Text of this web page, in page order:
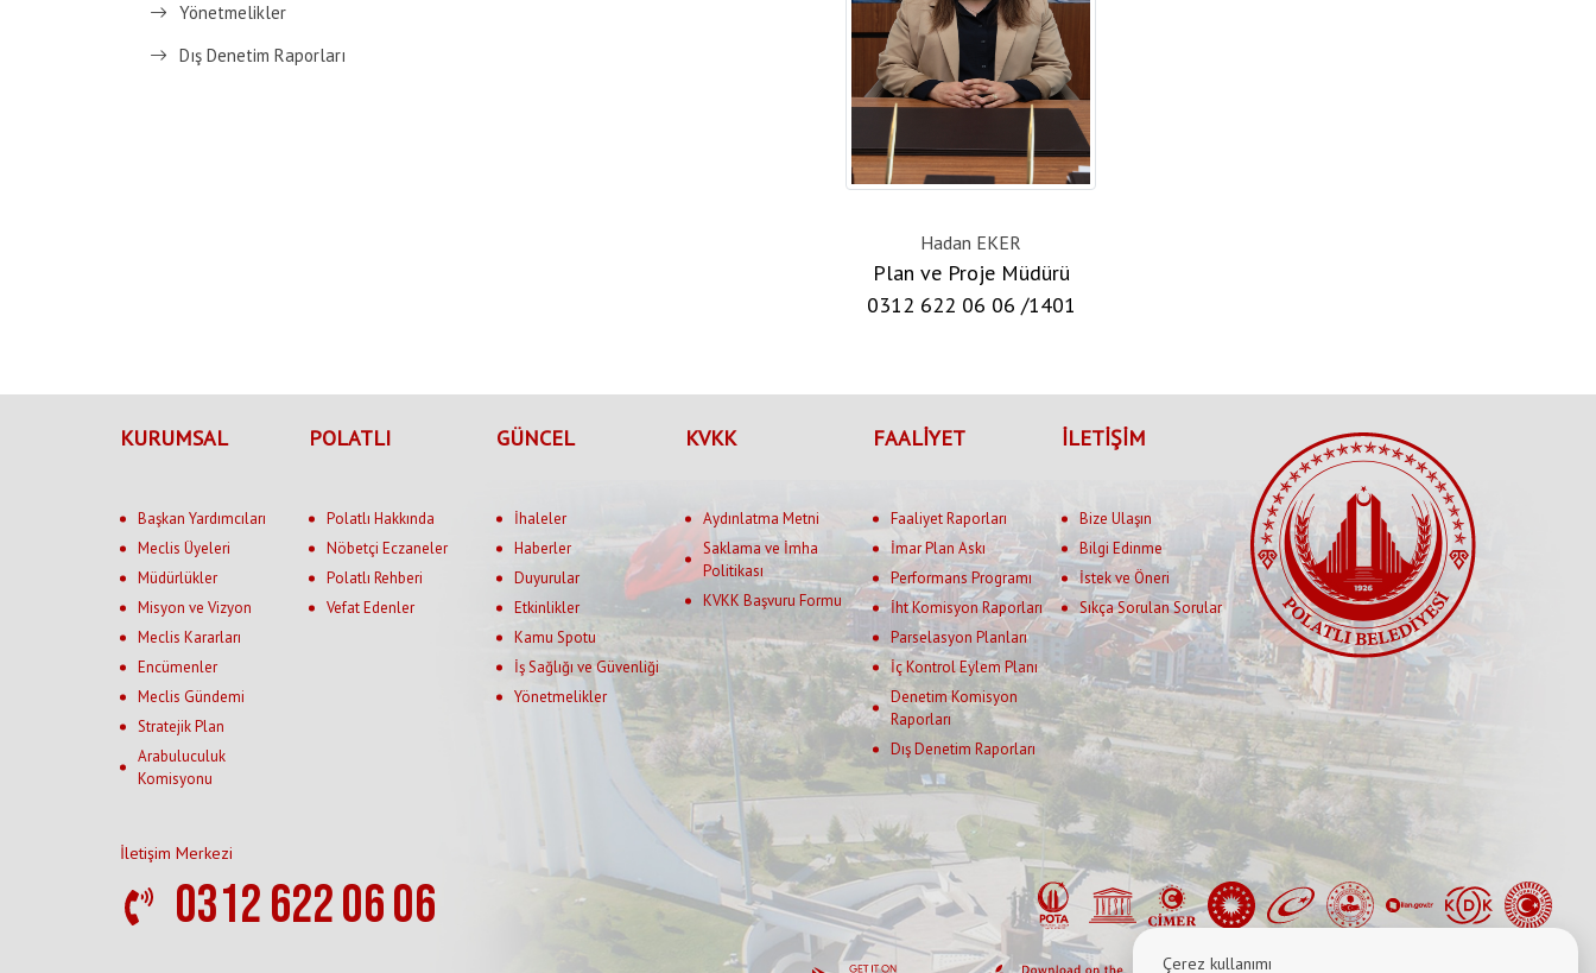
Yönetmelikler
Dış Denetim Raporları
Hadan EKER
Plan ve Proje Müdürü
0312 622 06 06 /1401
KURUMSAL
Başkan Yardımcıları
Meclis Üyeleri
Müdürlükler
Misyon ve Vizyon
Meclis Kararları
Encümenler
Meclis Gündemi
Stratejik Plan
Arabuluculuk
Komisyonu
POLATLI
Polatlı Hakkında
Nöbetçi Eczaneler
Polatlı Rehberi
Vefat Edenler
GÜNCEL
İhaleler
Haberler
Duyurular
Etkinlikler
Kamu Spotu
İş Sağlığı ve Güvenliği
Yönetmelikler
KVKK
Aydınlatma Metni
Saklama ve İmha
Politikası
KVKK Başvuru Formu
FAALİYET
Faaliyet Raporları
İmar Plan Askı
Performans Programı
İht Komisyon Raporları
Parselasyon Planları
İç Kontrol Eylem Planı
Denetim Komisyon
Raporları
Dış Denetim Raporları
İLETİŞİM
Bize Ulaşın
Bilgi Edinme
İstek ve Öneri
Sıkça Sorulan Sorular
İletişim Merkezi
0312 622 06 06
Çerez kullanımı